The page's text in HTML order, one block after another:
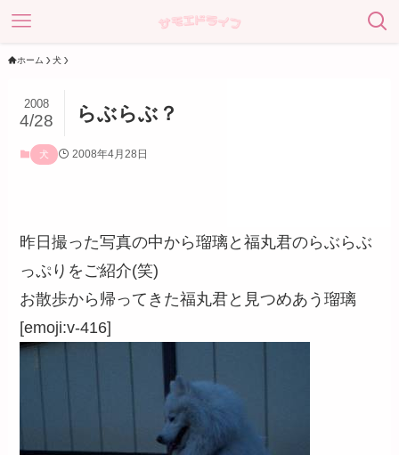
ホーム 犬
らぶらぶ？
2008
4/28
犬 2008年4月28日
昨日撮った写真の中から瑠璃と福丸君のらぶらぶ
っぷりをご紹介(笑)
お散歩から帰ってきた福丸君と見つめあう瑠璃
[emoji:v-416]